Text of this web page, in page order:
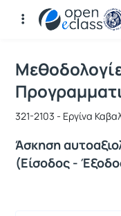
Course :
Course code :
321-2103 - Εργίνα
Άσκηση
(Είσοδος -